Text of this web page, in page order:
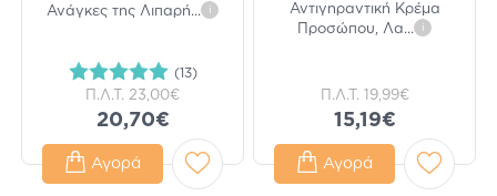
Ανάγκες της Λιπαρή... i
(13)
Π.Λ.Τ. 23,00€
20,70€
Αγορά
Αντιγηραντική Κρέμα
Προσώπου, Λα... i
Π.Λ.Τ. 19,99€
15,19€
Αγορά